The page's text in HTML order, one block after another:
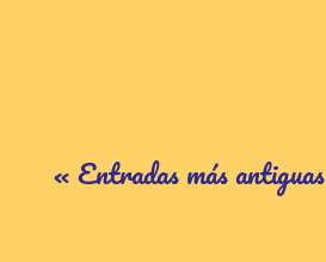
« Entradas más antiguas